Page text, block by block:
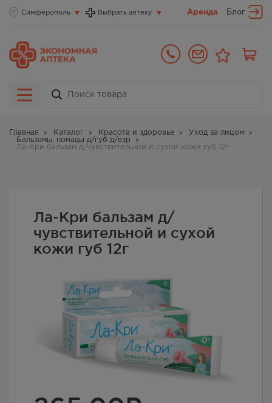
Симферополь Выбрать аптеку Аренда Блог
Главная Каталог Красота и здоровье
Уход за лицом
Бальзамы, помады д/губ д/взр
Ла-Кри бальзам д/чувствительной и сухой кожи губ 12г
Ла-Кри бальзам д/
чувствительной и сухой
кожи губ 12г